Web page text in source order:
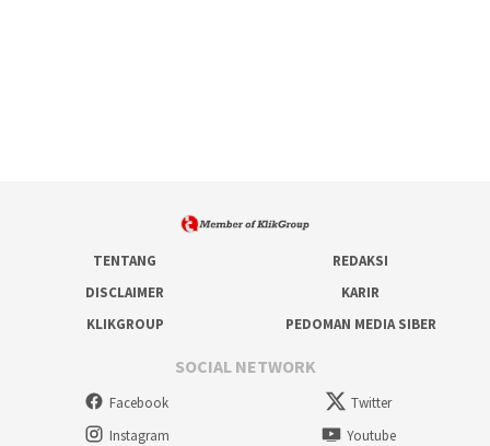
TENTANG
REDAKSI
DISCLAIMER
KARIR
KLIKGROUP
PEDOMAN MEDIA SIBER
SOCIAL NETWORK
Facebook
Twitter
Instagram
Youtube